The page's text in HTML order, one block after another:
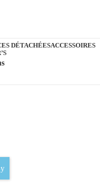
DÉTACHÉESACCESSOIRES